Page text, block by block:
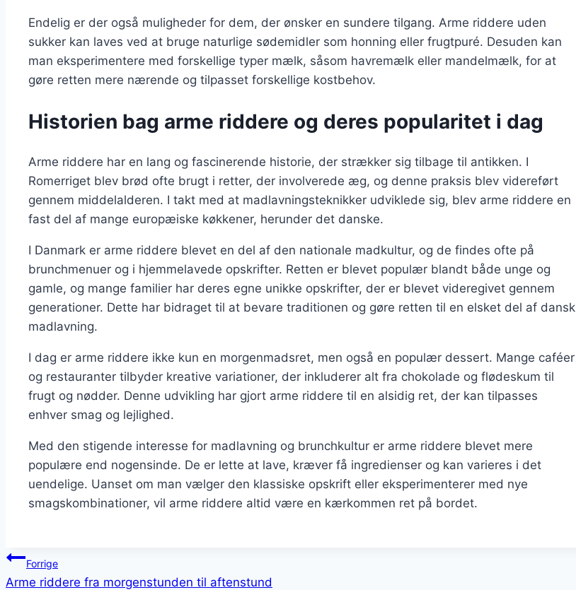
Endelig er der også muligheder for dem, der ønsker en sundere tilgang. Arme riddere uden
sukker kan laves ved at bruge naturlige sødemidler som honning eller frugtpuré. Desuden kan
man eksperimentere med forskellige typer mælk, såsom havremælk eller mandelmælk, for at
gøre retten mere nærende og tilpasset forskellige kostbehov.
Historien bag arme riddere og deres popularitet i dag
Arme riddere har en lang og fascinerende historie, der strækker sig tilbage til antikken. I
Romerriget blev brød ofte brugt i retter, der involverede æg, og denne praksis blev videreført
gennem middelalderen. I takt med at madlavningsteknikker udviklede sig, blev arme riddere en
fast del af mange europæiske køkkener, herunder det danske.
I Danmark er arme riddere blevet en del af den nationale madkultur, og de findes ofte på
brunchmenuer og i hjemmelavede opskrifter. Retten er blevet populær blandt både unge og
gamle, og mange familier har deres egne unikke opskrifter, der er blevet videregivet gennem
generationer. Dette har bidraget til at bevare traditionen og gøre retten til en elsket del af dansk
madlavning.
I dag er arme riddere ikke kun en morgenmadsret, men også en populær dessert. Mange caféer
og restauranter tilbyder kreative variationer, der inkluderer alt fra chokolade og flødeskum til
frugt og nødder. Denne udvikling har gjort arme riddere til en alsidig ret, der kan tilpasses
enhver smag og lejlighed.
Med den stigende interesse for madlavning og brunchkultur er arme riddere blevet mere
populære end nogensinde. De er lette at lave, kræver få ingredienser og kan varieres i det
uendelige. Uanset om man vælger den klassiske opskrift eller eksperimenterer med nye
smagskombinationer, vil arme riddere altid være en kærkommen ret på bordet.
Indlægsnavigation
Forrige
Arme riddere fra morgenstunden til aftenstund